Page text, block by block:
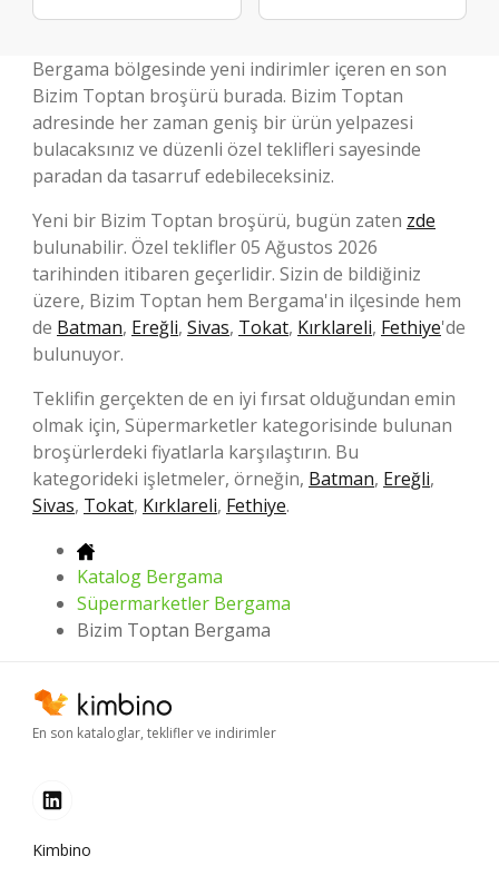
Bergama bölgesinde yeni indirimler içeren en son
Bizim Toptan broşürü burada. Bizim Toptan
adresinde her zaman geniş bir ürün yelpazesi
bulacaksınız ve düzenli özel teklifleri sayesinde
paradan da tasarruf edebileceksiniz.
Yeni bir Bizim Toptan broşürü, bugün zaten zde
bulunabilir. Özel teklifler 05 Ağustos 2026
tarihinden itibaren geçerlidir. Sizin de bildiğiniz
üzere, Bizim Toptan hem Bergama'in ilçesinde hem
de Batman, Ereğli, Sivas, Tokat, Kırklareli, Fethiye'de
bulunuyor.
Teklifin gerçekten de en iyi fırsat olduğundan emin
olmak için, Süpermarketler kategorisinde bulunan
broşürlerdeki fiyatlarla karşılaştırın. Bu
kategorideki işletmeler, örneğin, Batman, Ereğli,
Sivas, Tokat, Kırklareli, Fethiye.
Katalog Bergama
Süpermarketler Bergama
Bizim Toptan Bergama
En son kataloglar, teklifler ve indirimler
Kimbino